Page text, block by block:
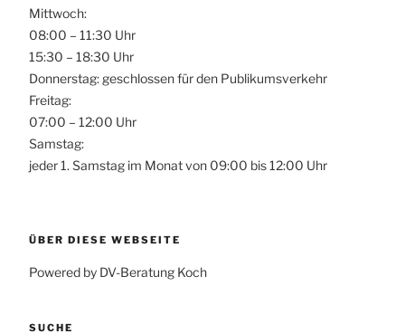
Mittwoch:
08:00 – 11:30 Uhr
15:30 – 18:30 Uhr
Donnerstag: geschlossen für den Publikumsverkehr
Freitag:
07:00 – 12:00 Uhr
Samstag:
jeder 1. Samstag im Monat von 09:00 bis 12:00 Uhr
ÜBER DIESE WEBSEITE
Powered by DV-Beratung Koch
SUCHE